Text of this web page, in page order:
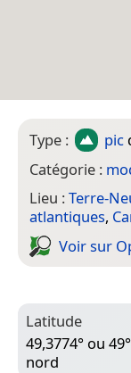
Type : pic
Catégorie :
Lieu :Terre-
atlantiques,
Voir sur
Latitude
49,3774° ou
nord